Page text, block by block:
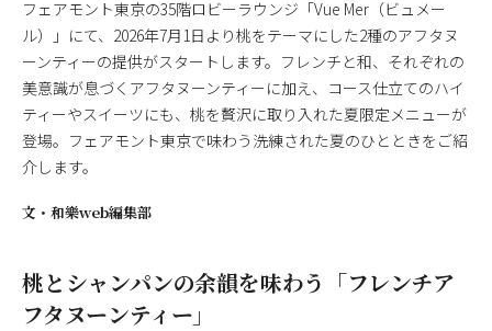
フェアモント東京の35階ロビーラウンジ「Vue Mer（ビュメー
ル）」にて、2026年7月1日より桃をテーマにした2種のアフタヌ
ーンティーの提供がスタートします。フレンチと和、それぞれの
美意識が息づくアフタヌーンティーに加え、コース仕立てのハイ
ティーやスイーツにも、桃を贅沢に取り入れた夏限定メニューが
登場。フェアモント東京で味わう洗練された夏のひとときをご紹
介します。
文・ 和樂web編集部
桃とシャンパンの余韻を味わう「フレンチア
フタヌーンティー」